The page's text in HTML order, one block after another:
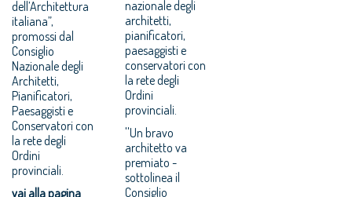
dell’Architettura
italiana”,
promossi dal
Consiglio
Nazionale degli
Architetti,
Pianificatori,
Paesaggisti e
Conservatori con
la rete degli
Ordini
provinciali.
vai alla pagina
nazionale degli
architetti,
pianificatori,
paesaggisti e
conservatori con
la rete degli
Ordini
provinciali.
''Un bravo
architetto va
premiato -
sottolinea il
Consiglio